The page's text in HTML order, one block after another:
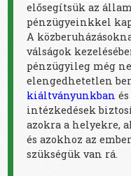
elősegítsük az
pénzügyeinkkel
A
válságok
pénzügyileg még
elengedhetetlen
kiáltványunkban
intézkedések
azokra a helyekre,
és azokhoz az
szükségük van rá.